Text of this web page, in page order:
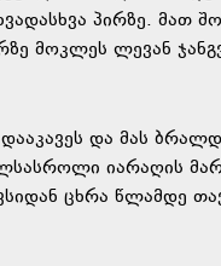
პირზე. მათ
მოკლეს ლევან
და მას
იარაღის
ცხრა წლამდე